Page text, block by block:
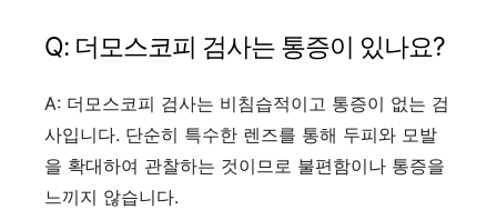
Q: 더모스코피 검사는 통증이 있나요?
A: 더모스코피 검사는 비침습적이고 통증이 없는 검
사입니다. 단순히 특수한 렌즈를 통해 두피와 모발
을 확대하여 관찰하는 것이므로 불편함이나 통증을
느끼지 않습니다.